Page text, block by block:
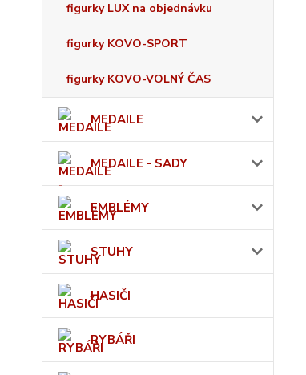
figurky LUX na objednávku
figurky KOVO-SPORT
figurky KOVO-VOLNÝ ČAS
MEDAILE
MEDAILE - SADY
EMBLÉMY
STUHY
HASIČI
RYBÁŘI